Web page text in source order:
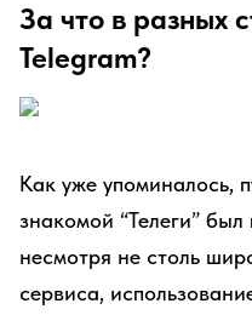
За что в разных
Telegram?
Как уже упоминалось,
знакомой “Телеги”
несмотря не столь
сервиса,